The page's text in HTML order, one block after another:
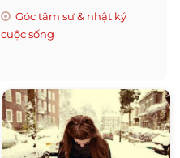
Góc tâm sự & nhật ký
cuộc sống